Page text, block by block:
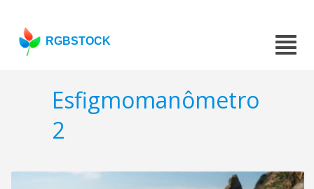
RGBSTOCK
Esfigmomanômetro
2